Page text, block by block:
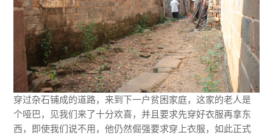
穿过杂石铺成的道路，来到下一户贫困家庭，这家的老人是
个哑巴，见我们来了十分欢喜，并且要求先穿好衣服再拿东
西，即使我们说不用，他仍然倔强要求穿上衣服，如此正式